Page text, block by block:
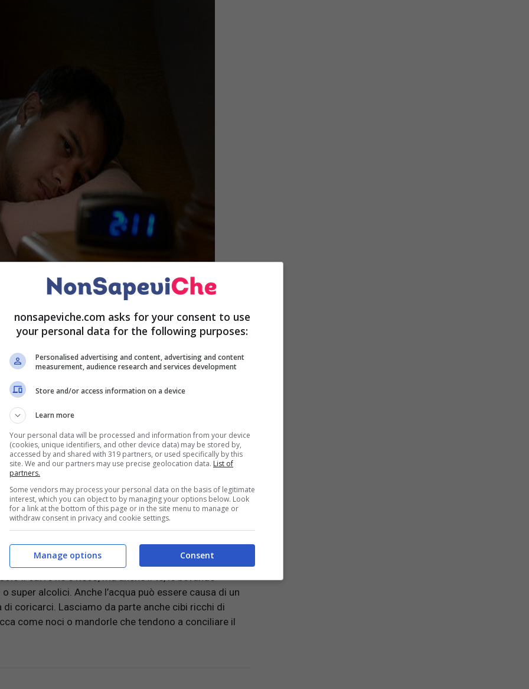
la notte consecutivamente senza svegliarsi. Questo
diverse volte andando ad interrompere il riposo.
se si soffre d’insogna.
fa dormire? Le risposte della scienza!
Può dipendere tutto da alcune abitudini sbagliate
per tornare o iniziare di nuovo a dormire bene.
evitiamo di cenare troppo tardi per dare il
prima di andare a dormire. Evitiamo di bere
il caffè ne è ricco, ma anche il te, le bevande
super alcolici. Anche l’acqua può essere causa di un
coricarci. Lasciamo da parte anche cibi ricchi di
come noci o mandorle che tendono a conciliare il
nonsapeviche.com asks for your consent to use
your personal data for the following purposes:
Personalised advertising and content, advertising and content
measurement, audience research and services development
Store and/or access information on a device
Learn more
Your personal data will be processed and information from your device
(cookies, unique identifiers, and other device data) may be stored by,
accessed by and shared with 319 partners, or used specifically by this
site. We and our partners may use precise geolocation data. List of
partners.
Some vendors may process your personal data on the basis of legitimate
interest, which you can object to by managing your options below. Look
for a link at the bottom of this page or in the site menu to manage or
withdraw consent in privacy and cookie settings.
Consent
Manage options